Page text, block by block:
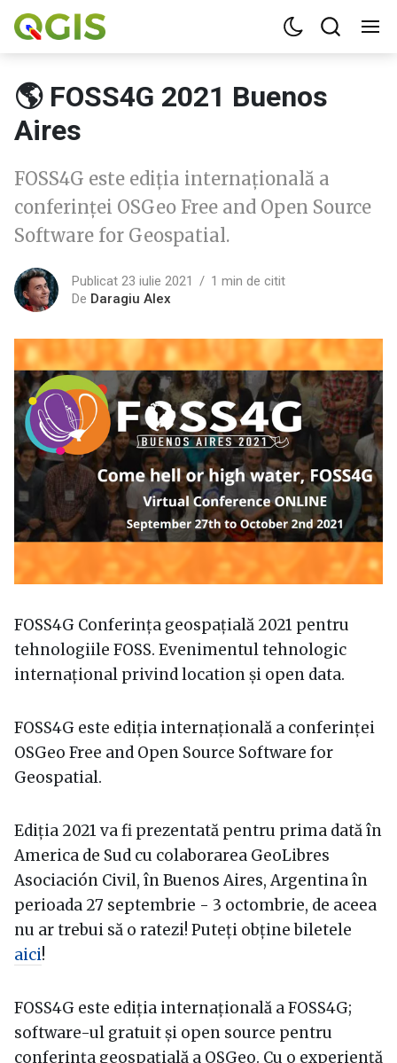
🌎 FOSS4G 2021 Buenos
Aires
FOSS4G este ediția internațională a
conferinței OSGeo Free and Open Source
Software for Geospatial.
Publicat 23 iulie 2021
1 min de citit
De Daragiu Alex
FOSS4G Conferința geospațială 2021 pentru
tehnologiile FOSS. Evenimentul tehnologic
internațional privind location și open data.
FOSS4G este ediția internațională a conferinței
OSGeo Free and Open Source Software for
Geospatial.
Ediția 2021 va fi prezentată pentru prima dată în
America de Sud cu colaborarea GeoLibres
Asociación Civil, în Buenos Aires, Argentina în
perioada 27 septembrie - 3 octombrie, de aceea
nu ar trebui să o ratezi! Puteți obține biletele
aici!
FOSS4G este ediția internațională a FOSS4G;
software-ul gratuit și open source pentru
conferința geospațială a OSGeo. Cu o experiență